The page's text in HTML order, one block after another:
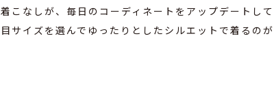
着こなしが、毎日のコーディネートをアップデートし
目サイズを選んでゆったりとしたシルエットで着るのが